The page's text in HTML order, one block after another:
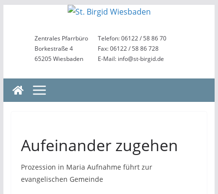
springenZentrales Pfarrbüro
Borkestraße 4
65205 Wiesbaden
Telefon: 06122 / 58 86 70
Fax: 06122 / 58 86 728
E-Mail: info@st-birgid.de
Aufeinander zugehen
Prozession in Maria Aufnahme führt zur
evangelischen Gemeinde